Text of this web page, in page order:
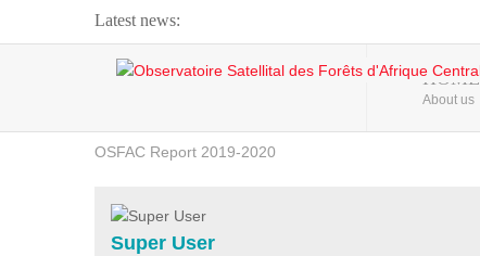
Latest news:
Webinar about Large Scale Monitoring and Land ...
OSFAC Video - Addressing climate change from the ...
OSFAC Report 2019-2020
Flooding and Erosion in Kinshasa - Open Cities ...
HOME
About us
Super User